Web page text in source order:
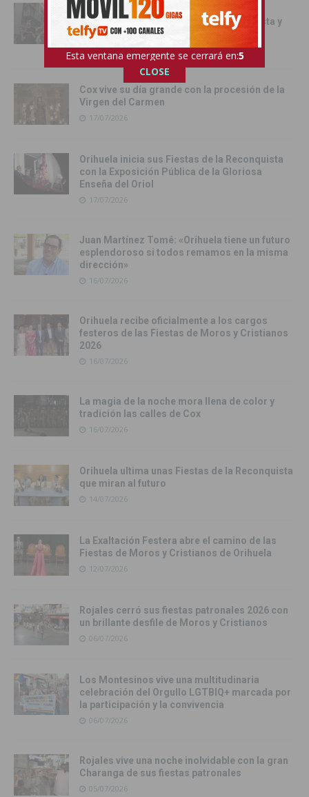
Orihuela inicia los actos oficiales de sus
Fiestas con el traslado de las Santas Justa y
Rufina
18/07/2026
Cox vive su día grande con la procesión de la
Virgen del Carmen
17/07/2026
Orihuela inicia sus Fiestas de la Reconquista
con la Exposición Pública de la Gloriosa
Enseña del Oriol
17/07/2026
Juan Martínez Tomé: «Orihuela tiene un futuro
esplendoroso si todos remamos en la misma
dirección»
16/07/2026
Orihuela recibe oficialmente a los cargos
festeros de las Fiestas de Moros y Cristianos
2026
16/07/2026
La magia de la noche mora llena de color y
tradición las calles de Cox
16/07/2026
Orihuela ultima unas Fiestas de la Reconquista
que miran al futuro
14/07/2026
La Exaltación Festera abre el camino de las
Fiestas de Moros y Cristianos de Orihuela
12/07/2026
Rojales cerró sus fiestas patronales 2026 con
un brillante desfile de Moros y Cristianos
06/07/2026
Los Montesinos vive una multitudinaria
celebración del Orgullo LGTBIQ+ marcada por
la participación y la convivencia
06/07/2026
Rojales vive una noche inolvidable con la gran
Charanga de sus fiestas patronales
05/07/2026
Esta ventana emergente se cerrará en:4
CLOSE